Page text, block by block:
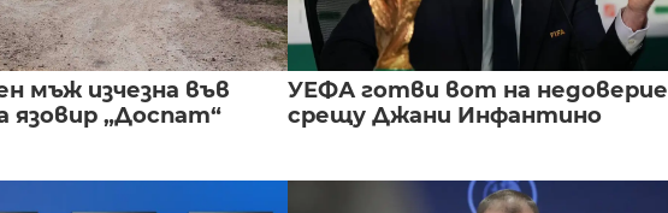
мъж изчезна във
язовир „Доспат“
УЕФА готви вот на недоверие
срещу Джани Инфантино